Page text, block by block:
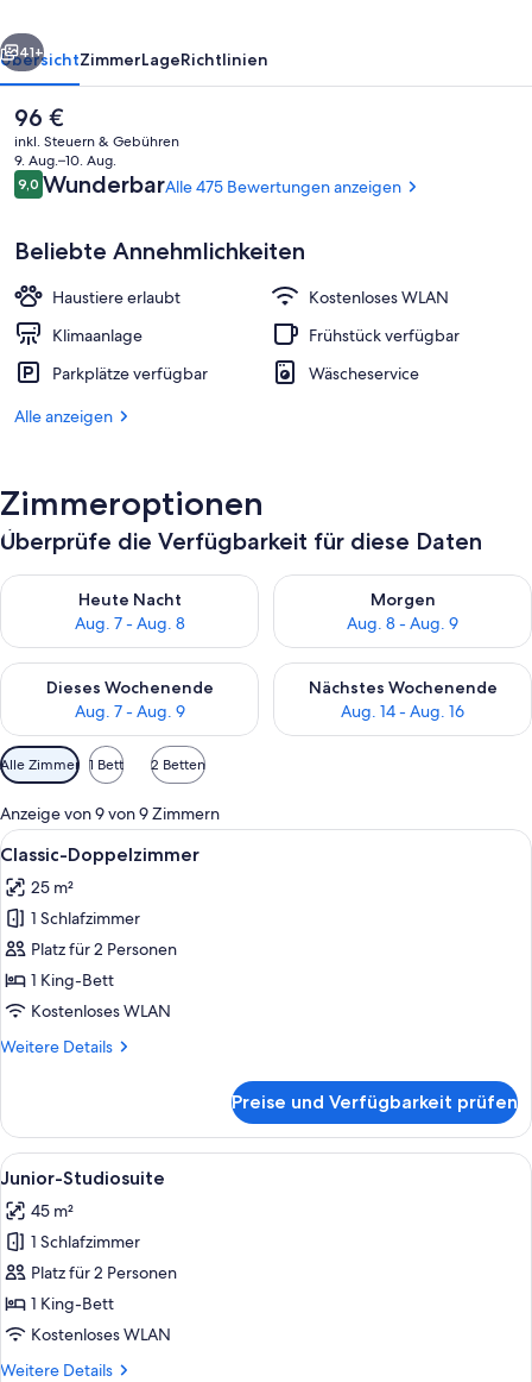
Ausstattung der Unterkunft
Weiter
41+
ÜbersichtZimmerLageRichtlinien
Der
aktuelle
Preis
beträgt
96 €.
96 €
inkl. Steuern & Gebühren
9. Aug.–10. Aug.
Bewertungen
9,09,0 von 10.
WunderbarAlle 475 Bewertungen anzeigen
Beliebte Annehmlichkeiten
Haustiere erlaubt
Kostenloses WLAN
Klimaanlage
Frühstück verfügbar
Parkplätze verfügbar
Wäscheservice
Alle anzeigen
Zimmeroptionen
Überprüfe die Verfügbarkeit für diese Daten
Heute Nacht
Aug. 7 - Aug. 8
Überprüfe die Verfügbarkeit für heute Nacht, Aug. 7 - Aug. 8.
Morgen
Aug. 8 - Aug. 9
Überprüfe die Verfügbarkeit
Dieses Wochenende
Aug. 7 - Aug. 9
Überprüfe die Verfügbarkeit für dieses Wochenende, Aug. 7
Nächstes Wochenende
Aug. 14 - Aug. 16
Überprüfe die Verfügbarkeit
Verfügbare
Filter
für
Zimmer
Alle Zimmer 1 Bett 2 Betten
Anzeige von 9 von 9 Zimmern
Alle
Fotos
für
Classic-
Doppelzimmer
anzeigen
Ein Hotelzimmer mit einem großen
11
Classic-Doppelzimmer
25 m²
1 Schlafzimmer
Platz für 2 Personen
1 King-Bett
Kostenloses WLAN
Weitere Details
Weitere
Doppelzimmer
Preise und Verfügbarkeit prüfen
Alle
Fotos
für
Junior-
Studiosuite
anzeigen
Ein modernes Hotelzimmer mit
5
Junior-Studiosuite
45 m²
1 Schlafzimmer
Platz für 2 Personen
1 King-Bett
Kostenloses WLAN
Weitere Details
Weitere